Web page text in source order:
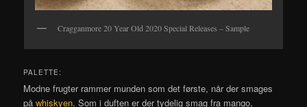
Cragganmore 20 Year Old 2020 Special Releases – Sample
PALETTE:
Modne frugter rammer munden som det første, når der smages
påwhiskyen. Som i duften er der tydelig smag fra mango,